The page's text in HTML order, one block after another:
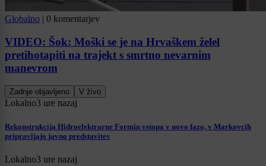
Globalno | 0 komentarjev
VIDEO: Šok: Moški se je na Hrvaškem želel
pretihotapiti na trajekt s smrtno nevarnim
manevrom
Zadnje objavljeno V živo
Lokalno3 ure nazaj
Rekonstrukcija Hidroelektrarne Formin vstopa v novo fazo, v Markovcih
pripravljajo javno predstavitev
Lokalno3 ure nazaj